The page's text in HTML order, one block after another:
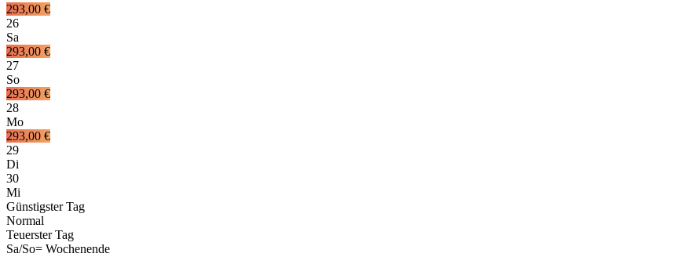
293,00 €
26
Sa
293,00 €
27
So
293,00 €
28
Mo
293,00 €
29
Di
30
Mi
Günstigster Tag
Normal
Teuerster Tag
Sa/So= Wochenende